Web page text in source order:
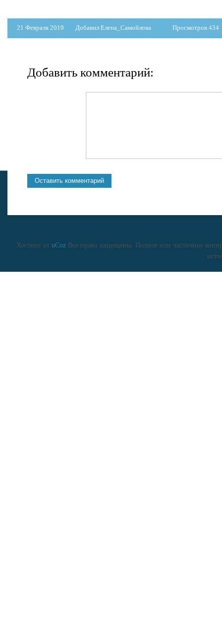
21 Февраля 2019 Добавил Елена_Самойлова Просмотров 434
Добавить комментарий:
Хостинг от uCozВсе права защищены. Полное или частичное